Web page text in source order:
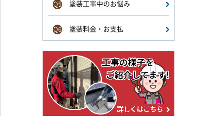
Q5 塗装工事中のお悩み
Q6 塗装料金・お支払